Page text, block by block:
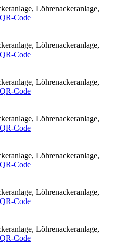
Löhrenackeranlage,
QR-Code
Löhrenackeranlage,
QR-Code
Löhrenackeranlage,
QR-Code
Löhrenackeranlage,
QR-Code
Löhrenackeranlage,
QR-Code
Löhrenackeranlage,
QR-Code
Löhrenackeranlage,
QR-Code